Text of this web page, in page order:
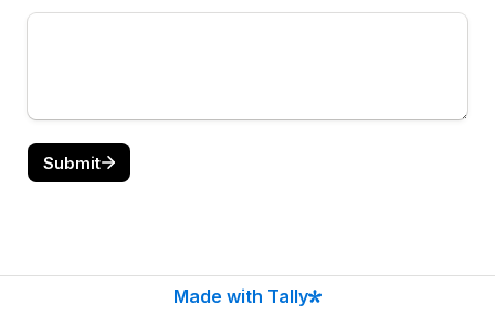
Submit
Made with Tally